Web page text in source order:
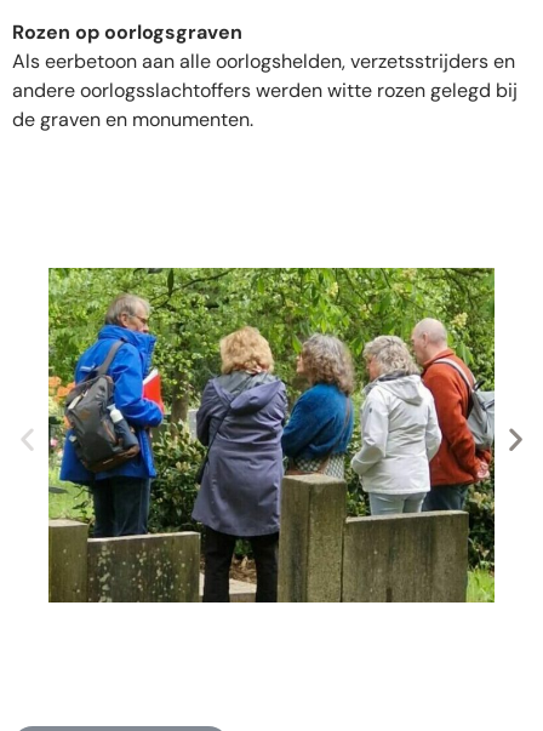
Rozen op oorlogsgraven
Als eerbetoon aan alle oorlogshelden, verzetsstrijders en
andere oorlogsslachtoffers werden witte rozen gelegd bij
de graven en monumenten.